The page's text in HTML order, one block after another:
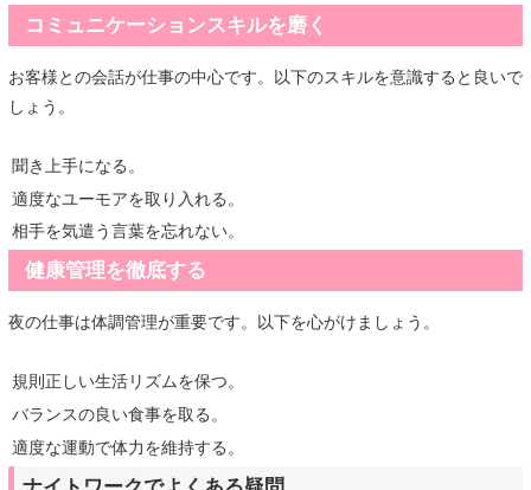
コミュニケーションスキルを磨く
お客様との会話が仕事の中心です。以下のスキルを意識すると良いで
しょう。
聞き上手になる。
適度なユーモアを取り入れる。
相手を気遣う言葉を忘れない。
健康管理を徹底する
夜の仕事は体調管理が重要です。以下を心がけましょう。
規則正しい生活リズムを保つ。
バランスの良い食事を取る。
適度な運動で体力を維持する。